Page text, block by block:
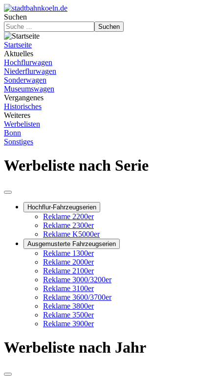
Suchen
Suchen
Startseite
Aktuelles
Hochflurwagen
Niederflurwagen
Sonderwagen
Museumswagen
Vergangenes
Historisches
Weiteres
Werbelisten
Bonn
Sonstiges
Werbeliste nach Serie
Hochflur-Fahrzeugserien
Reklame 2200er
Reklame 2300er
Reklame K5000er
Ausgemusterte Fahrzeugserien
Reklame 1300er
Reklame 2000er
Reklame 2100er
Reklame 3000/3200er
Reklame 3100er
Reklame 3600/3700er
Reklame 3800er
Reklame 3500er
Reklame 3900er
Werbeliste nach Jahr